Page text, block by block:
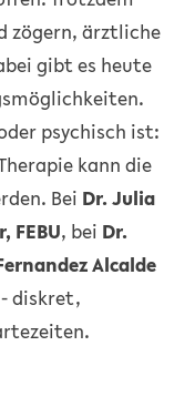
zögern, ärztliche
gibt es heute
psychisch ist:
kann die
Bei Dr. Julia
FEBU, bei Dr.
Alcalde
diskret,